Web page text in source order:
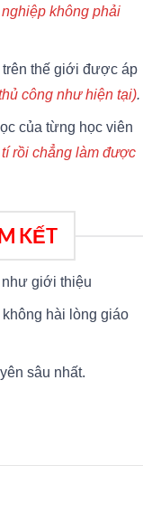
không phải
trên thế giới được áp
công như hiện tại).
của từng học viên
rồi chẳng làm được
KẾT
như giới thiệu
hài lòng giáo
sâu nhất.